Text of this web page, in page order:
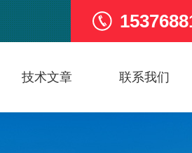
技术文章 联系我们